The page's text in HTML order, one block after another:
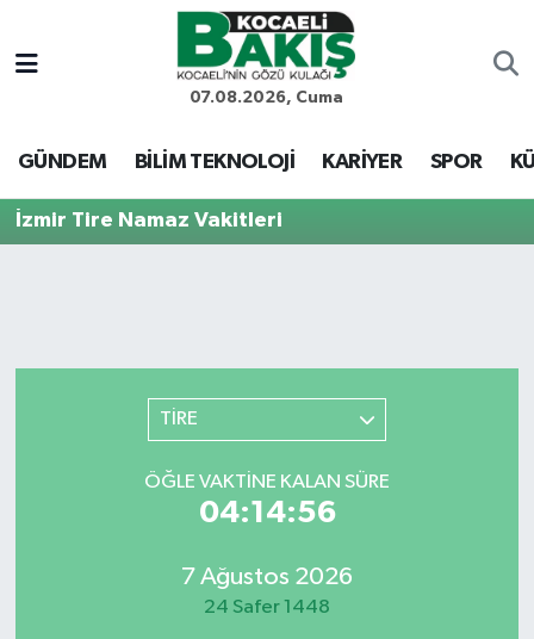
07.08.2026, Cuma
GÜNDEM BİLİM TEKNOLOJİ KARİYER SPOR
İzmir Tire Namaz Vakitleri
TİRE
ÖĞLE VAKTINE KALAN SÜRE
04:14:56
7 Ağustos 2026
24 Safer 1448
Kocaeli Nöbetçi Eczaneler
Kocaeli Hava Durumu
Kocaeli Trafik Yoğunluk Haritası
Son Dakika Haberleri